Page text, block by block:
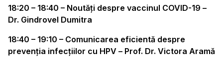
18:20 – 18:40 – Noutăți despre vaccinul COVID-19 –
Dr. Gindrovel Dumitra
18:40 – 19:10 – Comunicarea eficientă despre
prevenția infecțiilor cu HPV – Prof. Dr. Victora Aramă